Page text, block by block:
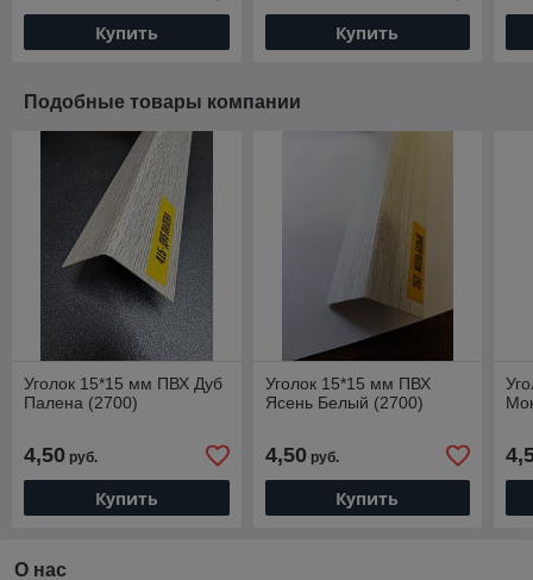
Купить Купить
Подобные товары компании
Уголок 15*15 мм ПВХ Дуб
Палена (2700)
4,50 руб.
Купить
Уголок 15*15 мм ПВХ
Ясень Белый (2700)
4,50руб.
Купить
О нас